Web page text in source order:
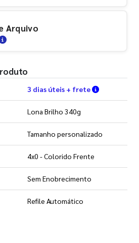
Arquivo
3 dias úteis + frete Verifique
Lona Brilho 340g
Tamanho personalizado
4x0 - Colorido Frente
Sem Enobrecimento
Refile Automático